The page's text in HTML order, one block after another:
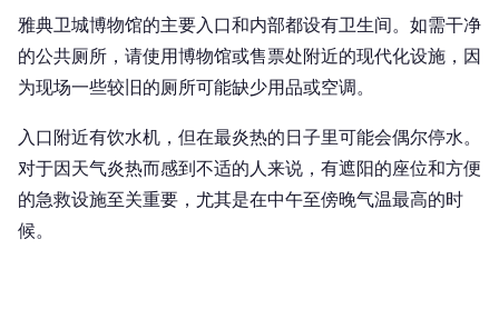
雅典卫城博物馆的主要入口和内部都设有卫生间。如需干净
的公共厕所，请使用博物馆或售票处附近的现代化设施，因
为现场一些较旧的厕所可能缺少用品或空调。
入口附近有饮水机，但在最炎热的日子里可能会偶尔停水。
对于因天气炎热而感到不适的人来说，有遮阳的座位和方便
的急救设施至关重要，尤其是在中午至傍晚气温最高的时
候。